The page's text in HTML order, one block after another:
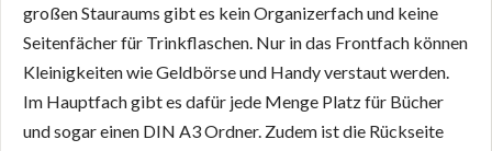
großen Stauraums gibt es kein Organizerfach und keine
Seitenfächer für Trinkflaschen. Nur in das Frontfach können
Kleinigkeiten wie Geldbörse und Handy verstaut werden.
Im Hauptfach gibt es dafür jede Menge Platz für Bücher
und sogar einen DIN A3 Ordner. Zudem ist die Rückseite